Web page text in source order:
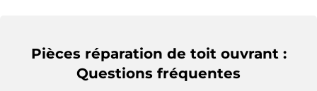
Pièces réparation de toit ouvrant :
Questions fréquentes